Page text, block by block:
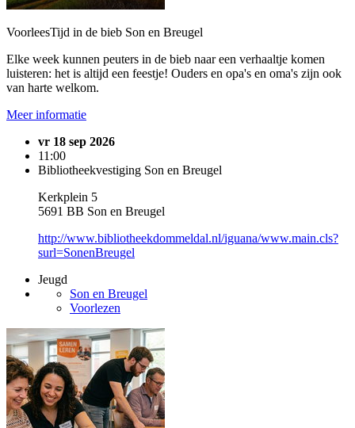
VoorleesTijd in de bieb Son en Breugel
Elke week kunnen peuters in de bieb naar een verhaaltje komen
luisteren: het is altijd een feestje! Ouders en opa's en oma's zijn ook
van harte welkom.
Meer informatie
vr 18 sep 2026
11:00
Bibliotheekvestiging Son en Breugel
Kerkplein 5
5691 BB Son en Breugel
http://www.bibliotheekdommeldal.nl/iguana/www.main.cls?
surl=SonenBreugel
Jeugd
Son en Breugel
Voorlezen